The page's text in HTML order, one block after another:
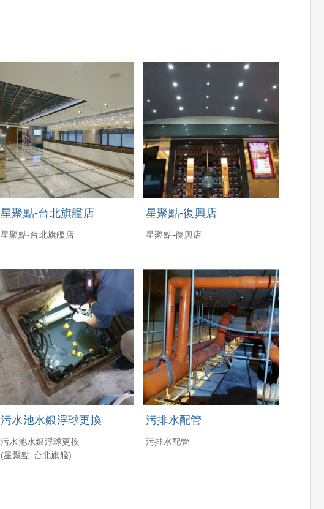
星聚點-台北旗艦店
星聚點-台北旗艦店
星聚點-復興店
星聚點-復興店
污水池水銀浮球更換
污水池水銀浮球更換
(星聚點-台北旗艦)
污排水配管
污排水配管